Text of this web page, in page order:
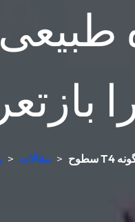
> مقالات >